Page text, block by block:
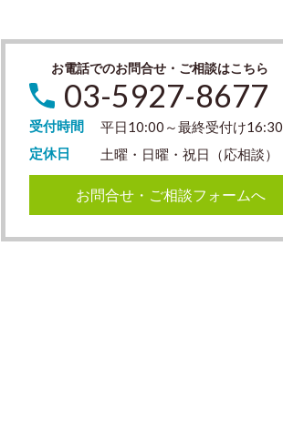
お電話でのお問合せ・ご相談はこちら
03-5927-8677
受付時間
平日10:00～最終受付け16:30
定休日
土曜・日曜・祝日（応相談）
お問合せ・ご相談フォームへ